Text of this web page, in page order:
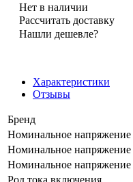
Нет в наличии
Рассчитать доставку
Нашли дешевле?
Характеристики
Отзывы
Бренд
Номинальное
Номинальное
Номинальное напряжение
Род тока включения